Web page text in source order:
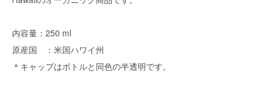
内容量：250 ml
原産国 ：米国ハワイ州
＊キャップはボトルと同色の半透明です。